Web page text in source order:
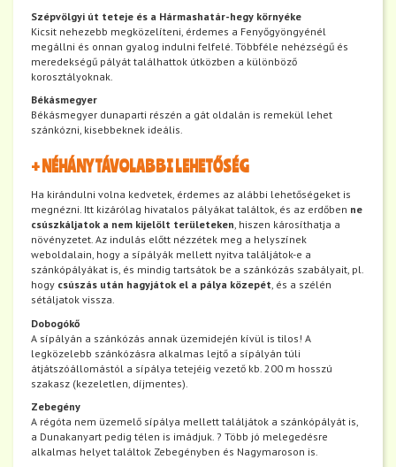
Szépvölgyi út teteje és a Hármashatár-hegy környéke
Kicsit nehezebb megközelíteni, érdemes a Fenyőgyöngyénél
megállni és onnan gyalog indulni felfelé. Többféle nehézségű és
meredekségű pályát találhattok útközben a különböző
korosztályoknak.
Békásmegyer
Békásmegyer dunaparti részén a gát oldalán is remekül lehet
szánkózni, kisebbeknek ideális.
+ NÉHÁNY TÁVOLABBI LEHETŐSÉG
Ha kirándulni volna kedvetek, érdemes az alábbi lehetőségeket is
megnézni. Itt kizárólag hivatalos pályákat találtok, és az erdőben ne
csúszkáljatok a nem kijelölt területeken, hiszen károsíthatja a
növényzetet. Az indulás előtt nézzétek meg a helyszínek
weboldalain, hogy a sípályák mellett nyitva találjátok-e a
szánkópályákat is, és mindig tartsátok be a szánkózás szabályait, pl.
hogy csúszás után hagyjátok el a pálya közepét, és a szélén
sétáljatok vissza.
Dobogókő
A sípályán a szánkózás annak üzemidején kívül is tilos! A
legközelebb szánkózásra alkalmas lejtő a sípályán túli
átjátszóállomástól a sípálya tetejéig vezető kb. 200 m hosszú
szakasz (kezeletlen, díjmentes).
Zebegény
A régóta nem üzemelő sípálya mellett találjátok a szánkópályát is,
a Dunakanyart pedig télen is imádjuk. ? Több jó melegedésre
alkalmas helyet találtok Zebegényben és Nagymaroson is.